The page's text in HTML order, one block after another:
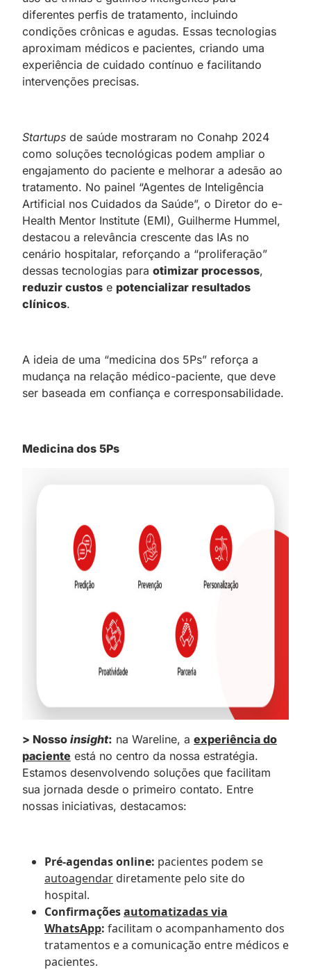
diferentes perfis de tratamento, incluindo
condições crônicas e agudas. Essas tecnologias
aproximam médicos e pacientes, criando uma
experiência de cuidado contínuo e facilitando
intervenções precisas.
Startups de saúde mostraram no Conahp 2024
como soluções tecnológicas podem ampliar o
engajamento do paciente e melhorar a adesão ao
tratamento. No painel “Agentes de Inteligência
Artificial nos Cuidados da Saúde”, o Diretor do e-
Health Mentor Institute (EMI), Guilherme Hummel,
destacou a relevância crescente das IAs no
cenário hospitalar, reforçando a “proliferação”
dessas tecnologias para otimizar processos,
reduzir custos e potencializar resultados
clínicos.
A ideia de uma “medicina dos 5Ps” reforça a
mudança na relação médico-paciente, que deve
ser baseada em confiança e corresponsabilidade.
Medicina dos 5Ps
> Nosso insight: na Wareline, a experiência do
paciente está no centro da nossa estratégia.
Estamos desenvolvendo soluções que facilitam
sua jornada desde o primeiro contato. Entre
nossas iniciativas, destacamos:
Pré-agendas online: pacientes podem se
autoagendar diretamente pelo site do
hospital.
Confirmaçõesautomatizadas via
WhatsApp: facilitam o acompanhamento dos
tratamentos e a comunicação entre médicos e
pacientes.